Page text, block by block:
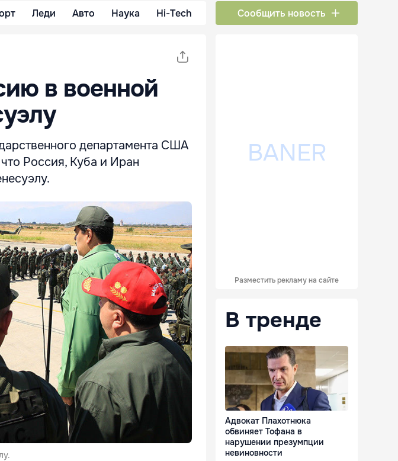
Леди Авто Наука Hi-Tech Сообщить новость
в военной
департамента США
Россия, Куба и Иран
Разместить рекламу на сайте
В тренде
Адвокат Плахотнюка
обвиняет Тофана в
нарушении презумпции
невиновности